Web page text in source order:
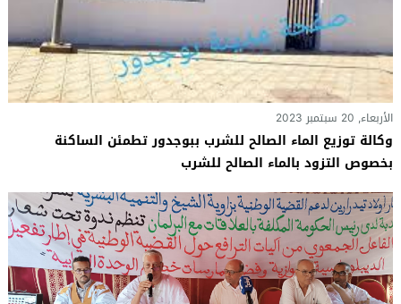
الأربعاء, 20 سبتمبر 2023
وكالة توزيع الماء الصالح للشرب ببوجدور تطمئن الساكنة
بخصوص التزود بالماء الصالح للشرب